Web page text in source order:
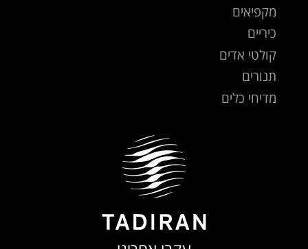
מקפיאים
כיריים
קולטי אדים
תנורים
מדיחי כלים